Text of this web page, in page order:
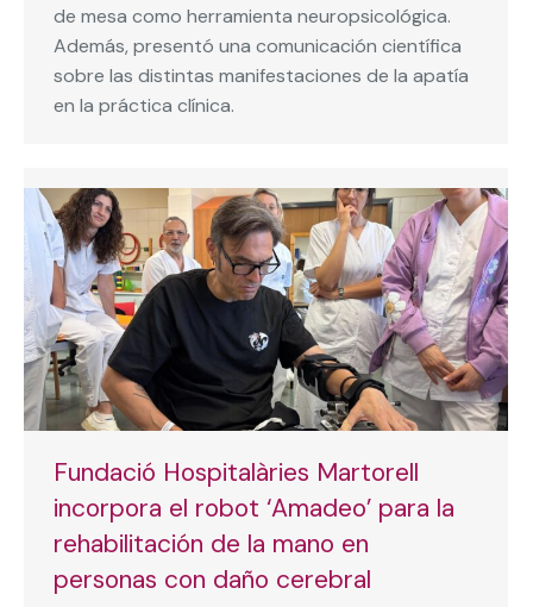
de mesa como herramienta neuropsicológica.
Además, presentó una comunicación científica
sobre las distintas manifestaciones de la apatía
en la práctica clínica.
Fundació Hospitalàries Martorell
incorpora el robot ‘Amadeo’ para la
rehabilitación de la mano en
personas con daño cerebral